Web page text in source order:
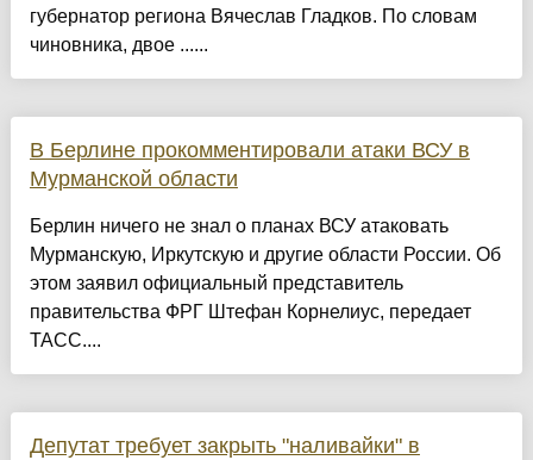
губернатор региона Вячеслав Гладков. По словам
чиновника, двое ......
В Берлине прокомментировали атаки ВСУ в
Мурманской области
Берлин ничего не знал о планах ВСУ атаковать
Мурманскую, Иркутскую и другие области России. Об
этом заявил официальный представитель
правительства ФРГ Штефан Корнелиус, передает
ТАСС....
Депутат требует закрыть "наливайки" в